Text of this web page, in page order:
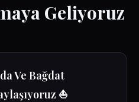
Geliyoruz
Ve Bağdat
⛵